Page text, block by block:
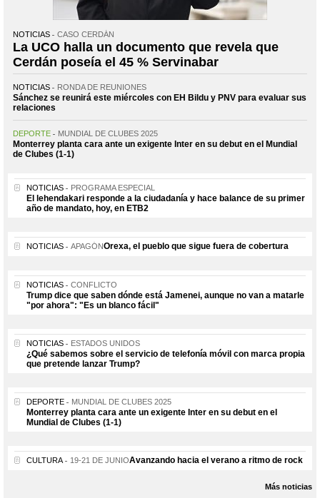
NOTICIAS CASO CERDÁN
La UCO halla un documento que revela que
Cerdán poseía el 45 % Servinabar
NOTICIAS RONDA DE REUNIONES
Sánchez se reunirá este miércoles con EH Bildu y PNV para evaluar sus
relaciones
DEPORTE MUNDIAL DE CLUBES 2025
Monterrey planta cara ante un exigente Inter en su debut en el Mundial
de Clubes (1-1)
NOTICIAS PROGRAMA ESPECIAL
El lehendakari responde a la ciudadanía y hace balance de su primer
año de mandato, hoy, en ETB2
NOTICIAS APAGÓNOrexa, el pueblo que sigue fuera de cobertura
NOTICIAS CONFLICTO
Trump dice que saben dónde está Jamenei, aunque no van a matarle
"por ahora": "Es un blanco fácil"
NOTICIAS ESTADOS UNIDOS
¿Qué sabemos sobre el servicio de telefonía móvil con marca propia
que pretende lanzar Trump?
DEPORTE MUNDIAL DE CLUBES 2025
Monterrey planta cara ante un exigente Inter en su debut en el
Mundial de Clubes (1-1)
CULTURA 19-21 DE JUNIOAvanzando hacia el verano a ritmo de rock
Más noticias